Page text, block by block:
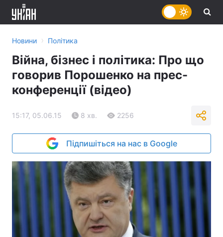
Новини › Політика
Війна, бізнес і політика: Про що
говорив Порошенко на прес-
конференції (відео)
15:17, 05.06.15 8 хв. 2256
Підпишіться на нас в Google